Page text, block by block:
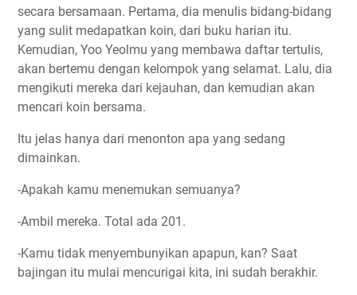
secara bersamaan. Pertama, dia menulis bidang-bidang
yang sulit medapatkan koin, dari buku harian itu.
Kemudian, Yoo Yeolmu yang membawa daftar tertulis,
akan bertemu dengan kelompok yang selamat. Lalu, dia
mengikuti mereka dari kejauhan, dan kemudian akan
mencari koin bersama.
Itu jelas hanya dari menonton apa yang sedang
dimainkan.
-Apakah kamu menemukan semuanya?
-Ambil mereka. Total ada 201.
-Kamu tidak menyembunyikan apapun, kan? Saat
bajingan itu mulai mencurigai kita, ini sudah berakhir.